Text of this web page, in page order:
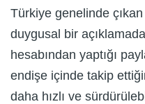
Türkiye genelinde
duygusal bir
hesabından yaptığı
endişe içinde takip
daha hızlı ve